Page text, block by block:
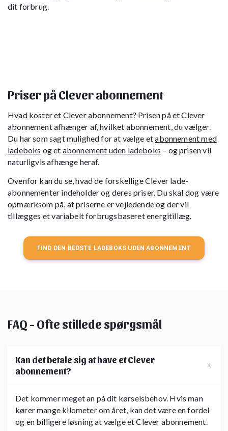
dit forbrug.
Priser på Clever abonnement
Hvad koster et Clever abonnement? Prisen på et Clever
abonnement afhænger af, hvilket abonnement, du vælger.
Du har som sagt mulighed for at vælge etabonnement med
ladeboks og et abonnement uden ladeboks – og prisen vil
naturligvis afhænge heraf.
Ovenfor kan du se, hvad de forskellige Clever lade-
abonnementer indeholder og deres priser. Du skal dog være
opmærksom på, at priserne er vejledende og der vil
tillægges et variabelt forbrugsbaseret energitillæg.
FIND DEN BEDSTE LADEBOKS UDEN ABONNEMENT
FAQ - Ofte stillede spørgsmål
Kan det betale sig at have et Clever
abonnement?
Det kommer meget an på dit kørselsbehov. Hvis man
kører mange kilometer om året, kan det være en fordel
og en billigere løsning at vælge et Clever abonnement.